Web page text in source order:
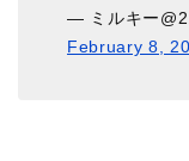
— ミルキー
February 8,